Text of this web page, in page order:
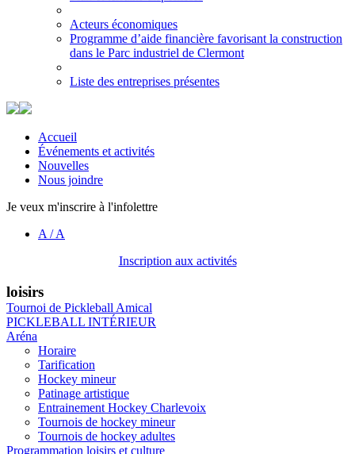
Acteurs économiques
Programme d’aide financière favorisant la construction
dans le Parc industriel de Clermont
Liste des entreprises présentes
Accueil
Événements et activités
Nouvelles
Nous joindre
Je veux m'inscrire à l'infolettre
A /A
Inscription aux activités
loisirs
Tournoi de Pickleball Amical
PICKLEBALL INTÉRIEUR
Aréna
Horaire
Tarification
Hockey mineur
Patinage artistique
Entrainement Hockey Charlevoix
Tournois de hockey mineur
Tournois de hockey adultes
Programmation loisirs et culture